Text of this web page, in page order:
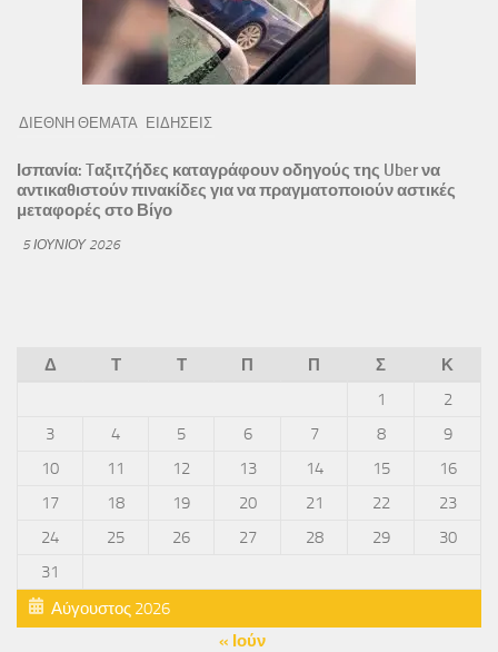
ΔΙΕΘΝΗ ΘΕΜΑΤΑ ΕΙΔΗΣΕΙΣ
Ισπανία: Tαξιτζήδες καταγράφουν οδηγούς της Uber να
αντικαθιστούν πινακίδες για να πραγματοποιούν αστικές
μεταφορές στο Βίγο
5 ΙΟΥΝΊΟΥ 2026
Αύγουστος 2026
Δ Τ Τ Π Π Σ
Κ
1
2
3
4 5 6 7 8
9
10
11 12 13 14 15
16
17
18 19 20 21 22
23
24
25 26 27 28 29
30
31
« Ιούν